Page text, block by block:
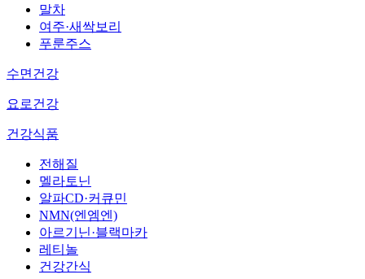
말차
여주·새싹보리
푸룬주스
수면건강
요로건강
건강식품
전해질
멜라토닌
알파CD·커큐민
NMN(엔엠엔)
아르기닌·블랙마카
레티놀
건강간식